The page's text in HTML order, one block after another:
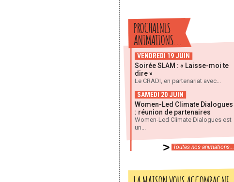
PROCHAINES
ANIMATIONS...
VENDREDI 19 JUIN
Soirée SLAM : « Laisse-moi te
dire »
Le CRADI, en partenariat avec...
SAMEDI 20 JUIN
Women-Led Climate Dialogues
: réunion de partenaires
Women-Led Climate Dialogues est
un...
Toutes nos animations...